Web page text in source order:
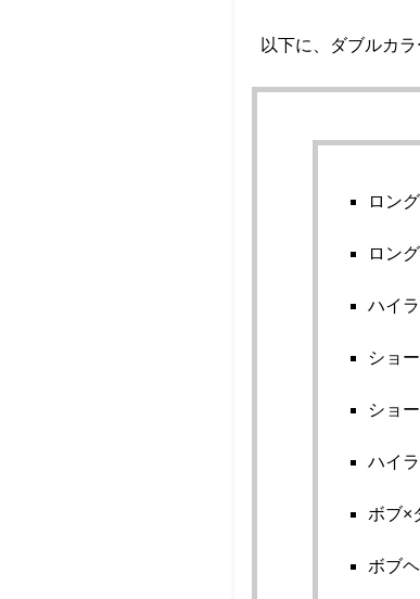
以下に、ダブルカ
ロン
ロン
ハイ
ショ
ショ
ハイ
ボブ×
ボブ